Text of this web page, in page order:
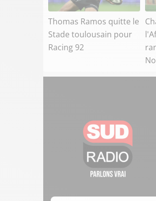
Thomas Ramos quitte le
Stade toulousain pour
Racing 92